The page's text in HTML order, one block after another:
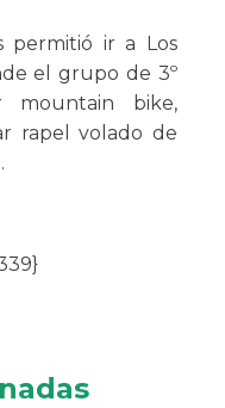
permitió ir a Los
el grupo de 3º
bike,
rapel volado de